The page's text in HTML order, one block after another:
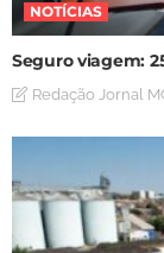
NOTÍCIAS
Seguro viagem:
Redação Jornal